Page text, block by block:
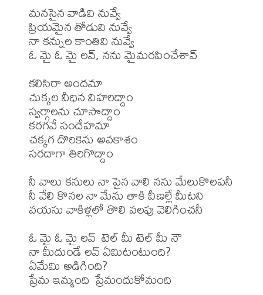
మనసైన వాడివి నువ్వే
ప్రియమైన తోడువి నువ్వే
నా కన్నుల కాంతివి నువ్వే
ఓ మై ఓ మై లవ్, నను మైమరపించేశావ్
కలిసిరా అందమా
చుక్కల వీధిన విహరిద్దాం
స్వర్గాలను చూసొద్దాం
కరగవే సందేహమా
చక్కగ దొరికెను అవకాశం
సరదాగా తిరిగొద్దాం
నీ వాలు కనులు నా పైన వాలి నను మేలుకొలపనీ
నీ వేలి కొనల నా మేను తాకి వీణల్లే మీటని
వయసు వాకిళ్లలో తొలి వలపు వెలిగించనీ
ఓ మై ఓ మై లవ్  టెల్ మీ టెల్ మీ నౌ
నా మీదుండే లవ్ ఏమిటంటుంది?
ఏమేమి అడిగింది?
ప్రేమ ఇమ్మంది  ప్రేమందుకోమంది